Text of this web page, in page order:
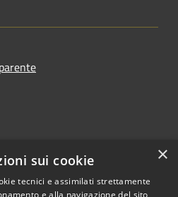
×
sui cookie
tecnici e assimilati strettamente
e alla navigazione del sito,